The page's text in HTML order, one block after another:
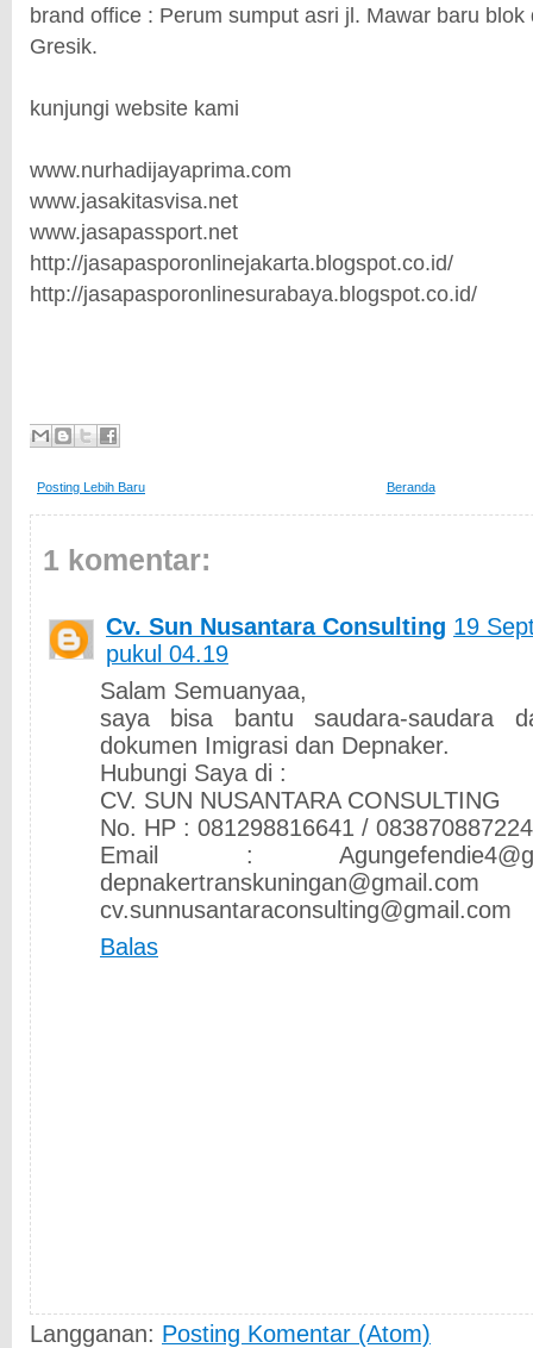
brand office : Perum sumput asri jl. Mawar baru blok
Gresik.
kunjungi website kami
www.nurhadijayaprima.com
www.jasakitasvisa.net
www.jasapassport.net
http://jasapasporonlinejakarta.blogspot.co.id/
http://jasapasporonlinesurabaya.blogspot.co.id/
Posting Lebih Baru Beranda
1 komentar:
Cv. Sun Nusantara Consulting 19
pukul 04.19
Salam Semuanyaa,
saya bisa bantu saudara-saudara
dokumen Imigrasi dan Depnaker.
Hubungi Saya di :
CV. SUN NUSANTARA CONSULTING
No. HP : 081298816641 /
Email :
cv.sunnusantaraconsulting@gmail.com
Balas
Langganan: Posting Komentar (Atom)